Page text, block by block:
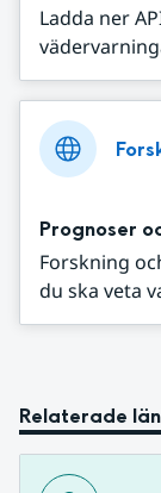
Ladda ner
Prognoser
Forskning
du ska veta
Relaterade